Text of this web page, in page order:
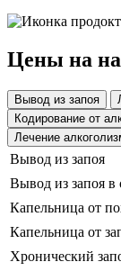
Цены на
Вывод из запоя
Кодирование от
Лечение
Вывод из запоя
Вывод из запоя в
Капельница от
Капельница от
Хронический